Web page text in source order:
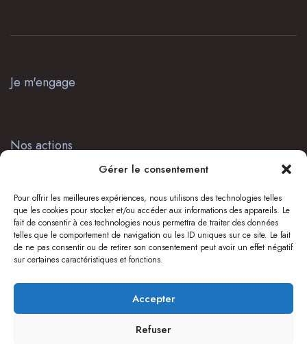
Gérer le consentement
Pour offrir les meilleures expériences, nous utilisons des technologies telles
que les cookies pour stocker et/ou accéder aux informations des appareils. Le
fait de consentir à ces technologies nous permettra de traiter des données
telles que le comportement de navigation ou les ID uniques sur ce site. Le fait
de ne pas consentir ou de retirer son consentement peut avoir un effet négatif
sur certaines caractéristiques et fonctions.
Accepter
Refuser
Je m'engage
Nos actions
Presse
© 2023 Think JL - Tous droits réservés